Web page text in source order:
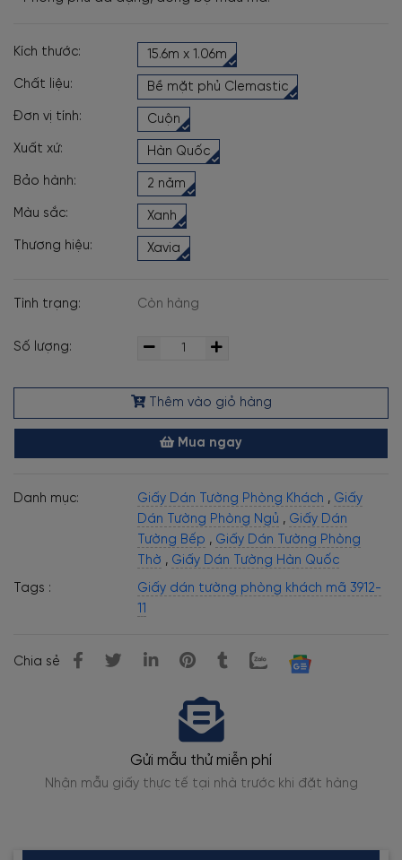
Kích thước: 15.6m x 1.06m
Chất liệu: Bề mặt phủ Clemastic
Đơn vị tính: Cuộn
Xuất xứ: Hàn Quốc
Bảo hành: 2 năm
Màu sắc: Xanh
Thương hiệu: Xavia
Tình trạng: Còn hàng
Số lượng:
Thêm vào giỏ hàng
Mua ngay
Danh mục: Giấy Dán Tường Phòng Khách , Giấy
Dán Tường Phòng Ngủ , Giấy Dán
Tường Bếp , Giấy Dán Tường Phòng
Thờ , Giấy Dán Tường Hàn Quốc
Tags :
Giấy dán tường phòng khách mã 3912-
11
Chia sẻ
Gửi mẫu thử miễn phí
Nhận mẫu giấy thực tế tại nhà trước khi đặt hàng